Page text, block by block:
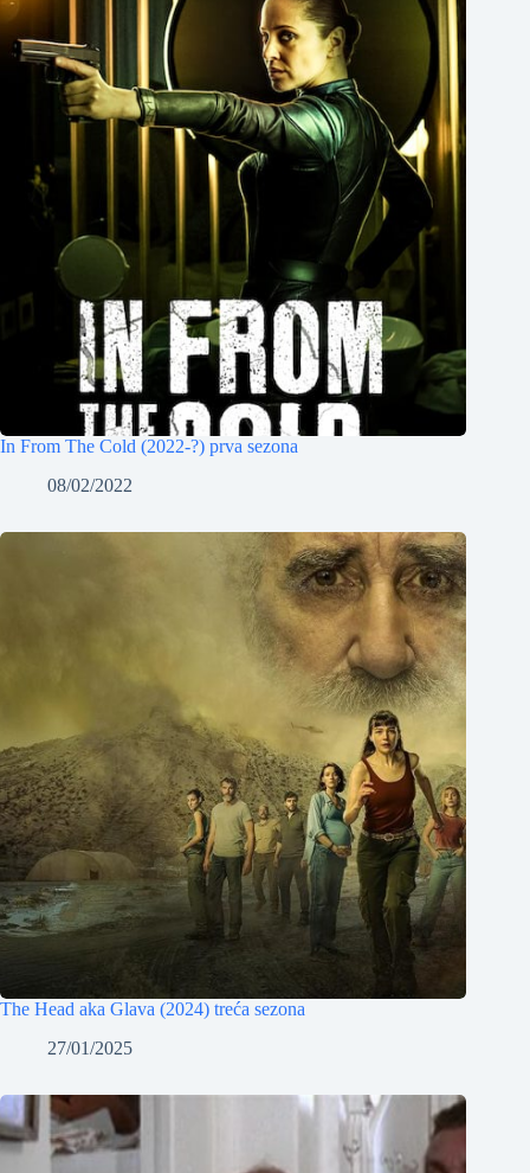
In From The Cold (2022-?) prva sezona
08/02/2022
The Head aka Glava (2024) treća sezona
27/01/2025